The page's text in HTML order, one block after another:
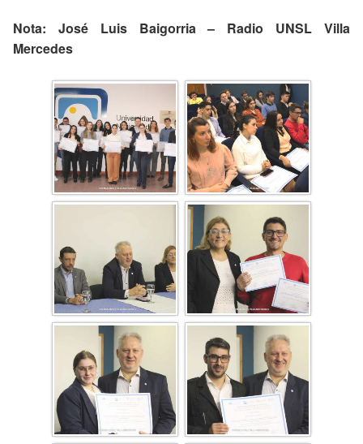
Nota: José Luis Baigorria – Radio UNSL Villa
Mercedes